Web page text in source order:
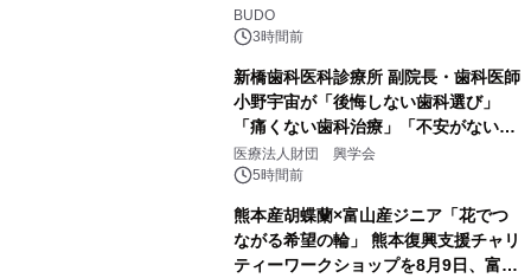
BUDO
3時間前
新橋歯科医科診療所 副院長・歯科医師
小野宇宙が「後悔しない歯科選び」
「痛くない歯科治療」「不安がない治
療計画」をテーマに専門監修
医療法人財団 興学会
5時間前
熊本産胡蝶蘭×富山産ジニア「花でつ
ながる希望の輪」 熊本復興支援チャリ
ティーワークショップを8月9日、富